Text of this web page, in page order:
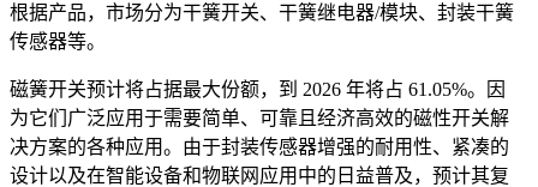
根据产品，市场分为干簧开关、干簧继电器/模块、封装干簧
传感器等。
磁簧开关预计将占据最大份额，到 2026 年将占 61.05%。因
为它们广泛应用于需要简单、可靠且经济高效的磁性开关解
决方案的各种应用。由于封装传感器增强的耐用性、紧凑的
设计以及在智能设备和物联网应用中的日益普及，预计其复